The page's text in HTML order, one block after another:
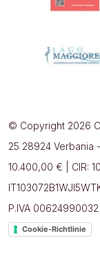
© Copyright 2026
25 28924 Verbania
10.400,00 € | CIR:
P.IVA 00624990032
Cookie-Richtlinie